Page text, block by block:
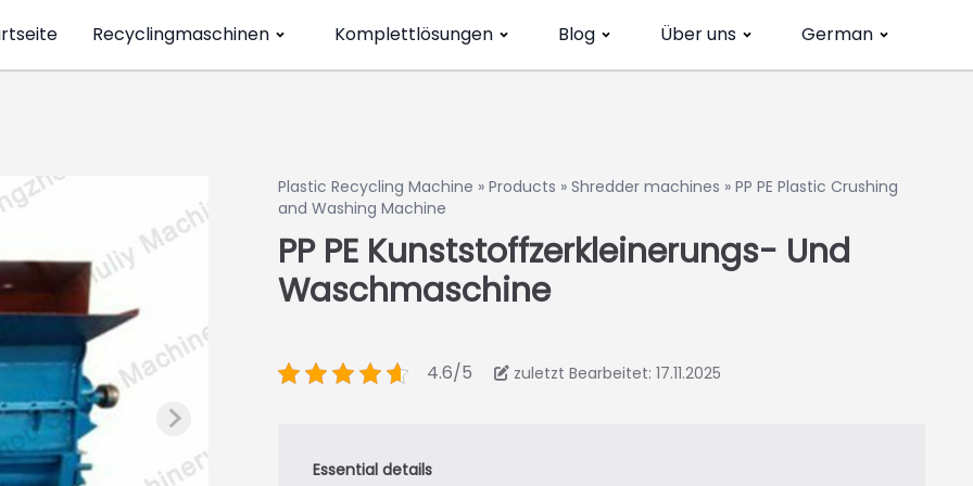
Recyclingmaschinen Komplettlösungen Blog Über uns German
Plastic Recycling Machine » Products » Shredder machines » PP PE Plastic Crushing
and Washing Machine
PP PE Kunststoffzerkleinerungs- Und
Waschmaschine
4.6/5 zuletzt Bearbeitet: 17.11.2025